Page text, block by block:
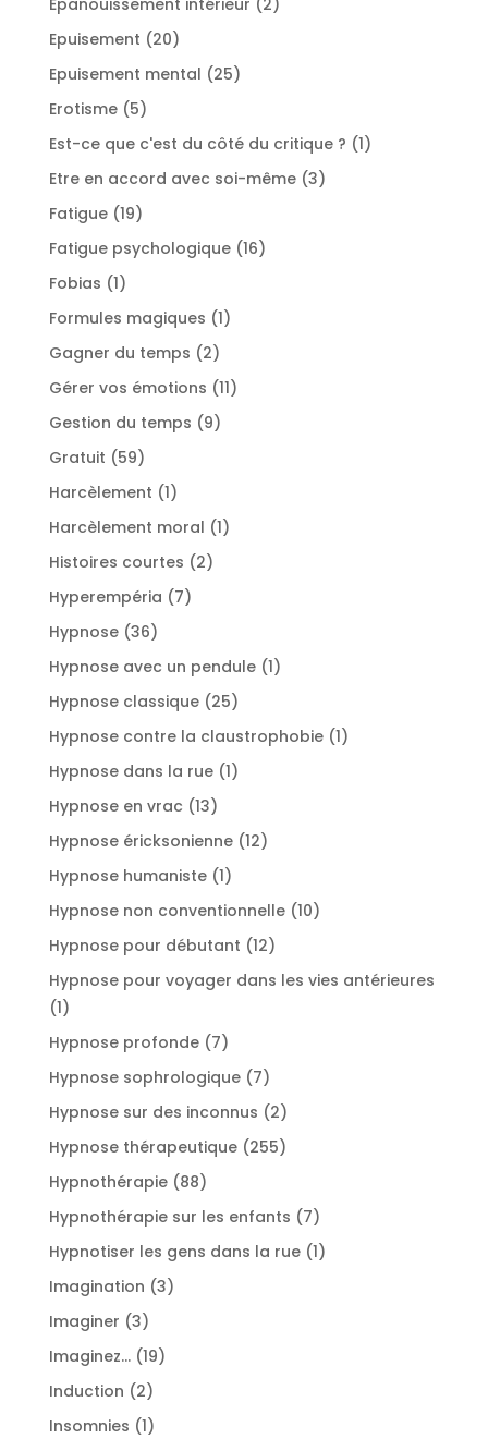
Epanouissement intérieur 2
Epuisement 2020
produits
Epuisement mental 2525
Erotisme 55
produits
Est-ce que c'est du côté du critique ? 11
Etre en accord avec soi-même 33
Fatigue 1919
produits
Fatigue psychologique 1616
Fobias 11
produit
Formules magiques 11
Gagner du temps 22
produits
Gérer vos émotions 1111
Gestion du temps 99
Gratuit 5959
produits
Harcèlement 11
produit
Harcèlement moral 11
Histoires courtes 22
Hyperempéria 77
Hypnose 3636
produits
Hypnose avec un pendule 11
Hypnose classique 2525
produits
Hypnose contre la claustrophobie 11
Hypnose dans la rue 11
Hypnose en vrac 1313
produits
Hypnose éricksonienne 1212
Hypnose humaniste 11
produit
Hypnose non conventionnelle 1010
Hypnose pour débutant 1212
produits
Hypnose pour voyager dans les vies antérieures
11
produit
Hypnose profonde 77
produits
Hypnose sophrologique 77
produits
Hypnose sur des inconnus 22
produits
Hypnose thérapeutique 255255
Hypnothérapie 8888
produits
Hypnothérapie sur les enfants 77
produits
Hypnotiser les gens dans la rue 11
Imagination 33
Imaginer 33
produits
Imaginez... 1919
Induction 22
produits
Insomnies 11